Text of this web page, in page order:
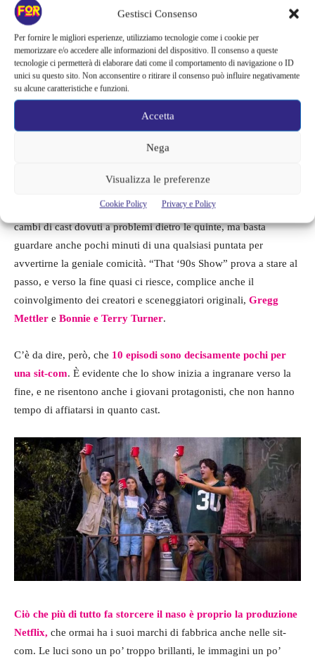
Gestisci Consenso
Per fornire le migliori esperienze, utilizziamo tecnologie come i cookie per
memorizzare e/o accedere alle informazioni del dispositivo. Il consenso a queste
tecnologie ci permetterà di elaborare dati come il comportamento di navigazione o ID
unici su questo sito. Non acconsentire o ritirare il consenso può influire negativamente
su alcune caratteristiche e funzioni.
Accetta
Nega
Visualizza le preferenze
Cookie Policy Privacy e Policy
Le considerazioni
“That ’70s Show” non era perfetto, tra errori di continuità e
cambi di cast dovuti a problemi dietro le quinte, ma basta
guardare anche pochi minuti di una qualsiasi puntata per
avvertirne la geniale comicità. “That ‘90s Show” prova a stare al
passo, e verso la fine quasi ci riesce, complice anche il
coinvolgimento dei creatori e sceneggiatori originali, Gregg
Mettler e Bonnie e Terry Turner.
C’è da dire, però, che 10 episodi sono decisamente pochi per
una sit-com. È evidente che lo show inizia a ingranare verso la
fine, e ne risentono anche i giovani protagonisti, che non hanno
tempo di affiatarsi in quanto cast.
Ciò che più di tutto fa storcere il naso è proprio la produzione
Netflix, che ormai ha i suoi marchi di fabbrica anche nelle sit-
com. Le luci sono un po’ troppo brillanti, le immagini un po’